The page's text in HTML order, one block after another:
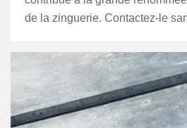
de la zinguerie. Contactez-le